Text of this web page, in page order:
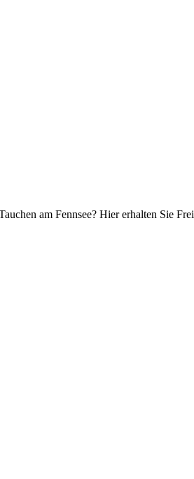
am Fennsee? Hier erhalten Sie